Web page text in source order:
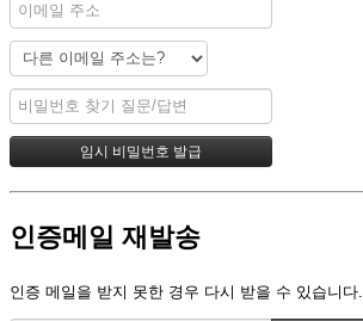
인증메일 재발송
인증 메일을 받지 못한 경우 다시 받을 수 있습니다.